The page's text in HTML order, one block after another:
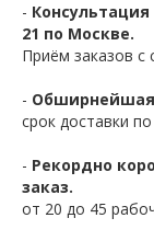
-
21 по Москве.
Приём заказов с
- Обширнейшая
срок доставки
- Рекордно
заказ.
от 20 до 45